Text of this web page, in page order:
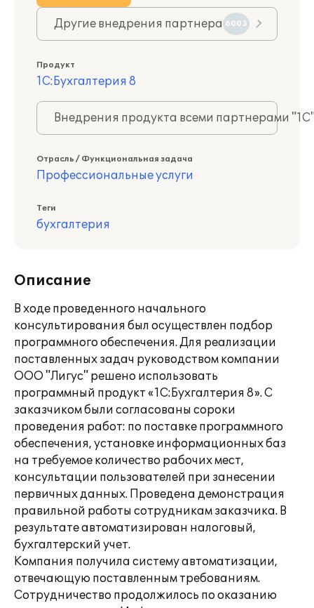
Другие внедрения партнера 6003
Продукт
1С:Бухгалтерия 8
Внедрения продукта всеми партнерами
Отрасль / Функциональная задача
Профессиональные услуги
Теги
бухгалтерия
Описание
В ходе проведенного начального
консультирования был осуществлен подбор
программного обеспечения. Для реализации
поставленных задач руководством компании
ООО "Лигус" решено использовать
программный продукт «1С:Бухгалтерия 8». С
заказчиком были согласованы сороки
проведения работ: по поставке программного
обеспечения, установке информационных баз
на требуемое количество рабочих мест,
консультации пользователей при занесении
первичных данных. Проведена демонстрация
правильной работы сотрудникам заказчика. В
результате автоматизирован налоговый,
бухгалтерский учет.
Компания получила систему автоматизации,
отвечающую поставленным требованиям.
Сотрудничество продолжилось по оказанию